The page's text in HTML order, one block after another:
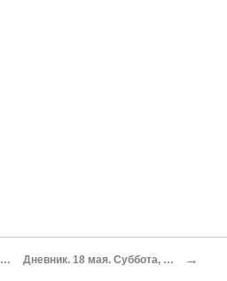
Воспоминания (продолжение) Дневник. 18 мая. Суббота, день →